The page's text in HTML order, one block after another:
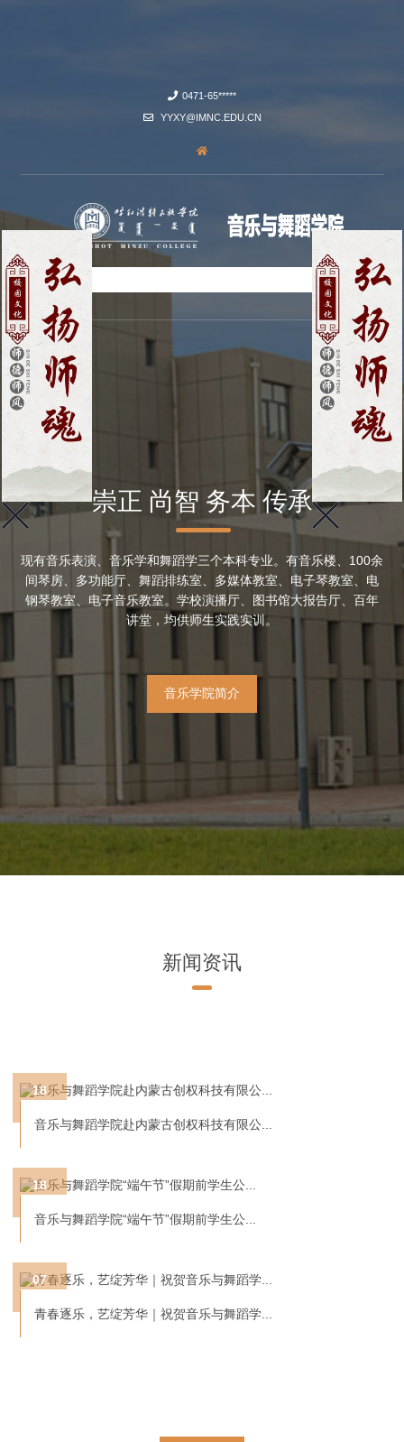
0471-65*****
YYXY@IMNC.EDU.CN
崇正 尚智 务本 传承
现有音乐表演、音乐学和舞蹈学三个本科专业。有音乐楼、100余
间琴房、多功能厅、舞蹈排练室、多媒体教室、电子琴教室、电
钢琴教室、电子音乐教室。学校演播厅、图书馆大报告厅、百年
讲堂，均供师生实践实训。
音乐学院简介
新闻资讯
18
音乐与舞蹈学院赴内蒙古创权科技有限公...
18
音乐与舞蹈学院“端午节”假期前学生公...
07
青春逐乐，艺绽芳华｜祝贺音乐与舞蹈学...